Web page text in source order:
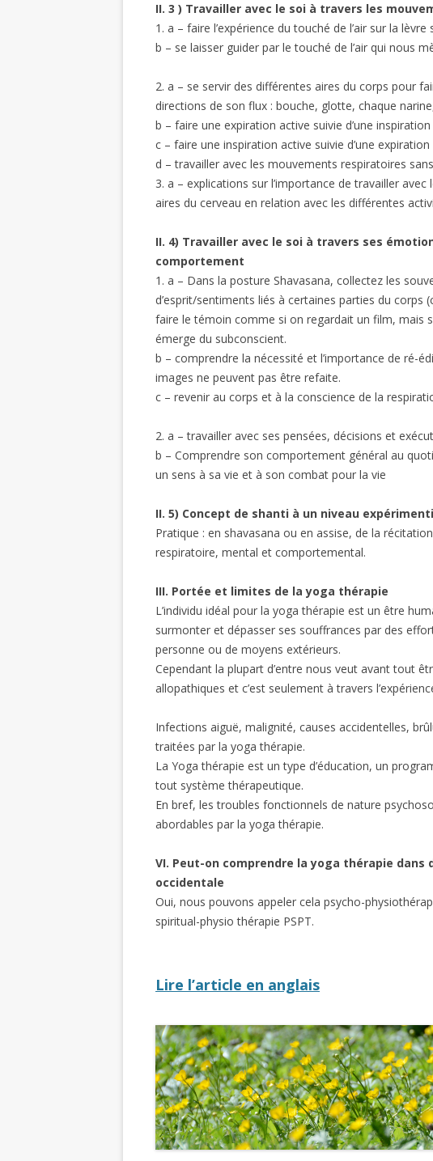
II. 3 ) Travailler avec le soi à travers les
1. a – faire l’expérience du touché de l’air sur la
b – se laisser guider par le touché de l’air qui nous
2. a – se servir des différentes aires du corps pour
directions de son flux : bouche, glotte, chaque
b – faire une expiration active suivie d’une
c – faire une inspiration active suivie d’une expiration
d – travailler avec les mouvements respiratoires
3. a – explications sur l’importance de travailler
aires du cerveau en relation avec les différentes
II. 4) Travailler avec le soi à travers ses
comportement
1. a – Dans la posture Shavasana, collectez les
d’esprit/sentiments liés à certaines parties du corps
faire le témoin comme si on regardait un film, mais
émerge du subconscient.
b – comprendre la nécessité et l’importance de ré-
images ne peuvent pas être refaite.
c – revenir au corps et à la conscience de la
2. a – travailler avec ses pensées, décisions et
b – Comprendre son comportement général au
un sens à sa vie et à son combat pour la vie
II. 5) Concept de shanti à un niveau
Pratique : en shavasana ou en assise, de la
respiratoire, mental et comportemental.
III. Portée et limites de la yoga thérapie
L’individu idéal pour la yoga thérapie est un être
surmonter et dépasser ses souffrances par des
personne ou de moyens extérieurs.
Cependant la plupart d’entre nous veut avant tout
allopathiques et c’est seulement à travers
Infections aiguë, malignité, causes accidentelles,
traitées par la yoga thérapie.
La Yoga thérapie est un type d’éducation, un
tout système thérapeutique.
En bref, les troubles fonctionnels de nature
abordables par la yoga thérapie.
VI. Peut-on comprendre la yoga thérapie
occidentale
Oui, nous pouvons appeler cela psycho-
spiritual-physio thérapie PSPT.
Lire l’article en anglais